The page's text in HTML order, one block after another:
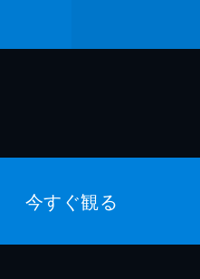
今すぐ観る